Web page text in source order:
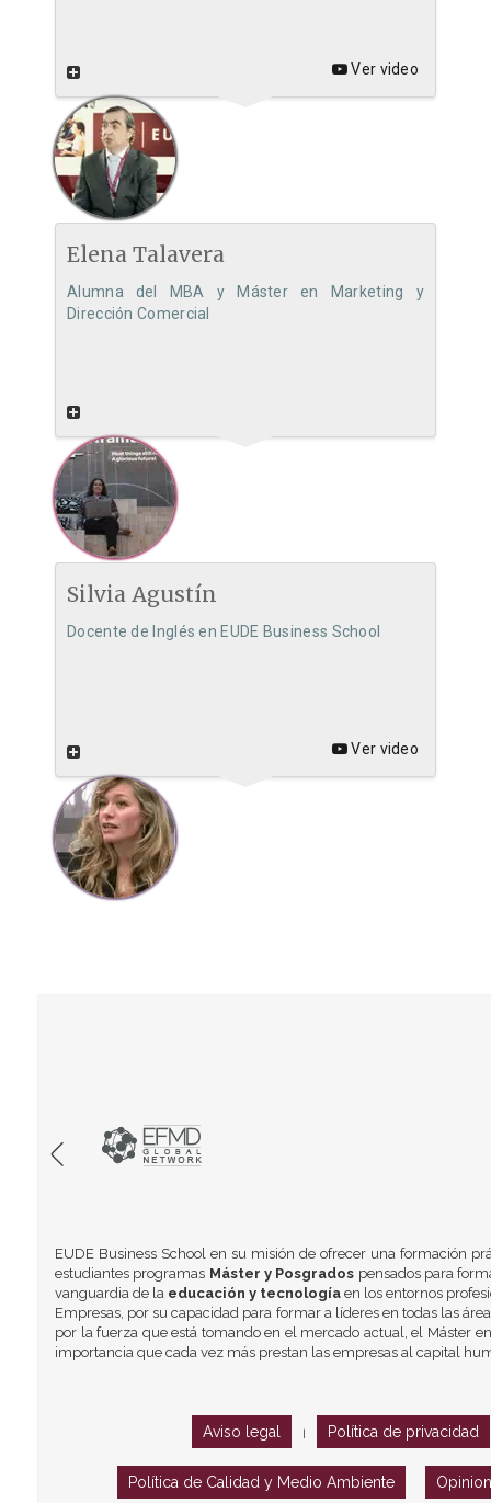
Ver video
Elena Talavera
Alumna del MBA y Máster en Marketing y
Dirección Comercial
Silvia Agustín
Docente de Inglés en EUDE Business School
Ver video
EUDE Business School en su misión de ofrecer una formación
estudiantes programas Máster y Posgrados pensados para
vanguardia de la educación y tecnología en los entornos
Empresas, por su capacidad para formar a líderes en todas las
por la fuerza que está tomando en el mercado actual, el Máster
importancia que cada vez más prestan las empresas al capital
Aviso legal Política de privacidad
Política de Calidad y Medio Ambiente